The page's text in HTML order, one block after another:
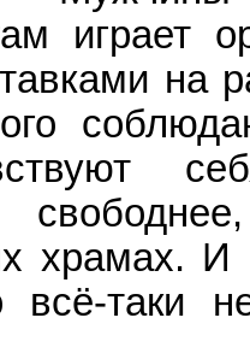
играет
на
храмах.
всё-таки